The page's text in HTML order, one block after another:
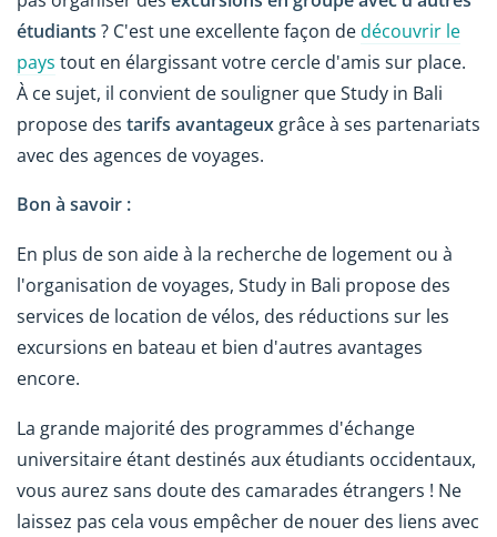
étudiants ? C'est une excellente façon dedécouvrir le
pays tout en élargissant votre cercle d'amis sur place.
À ce sujet, il convient de souligner que Study in Bali
propose des tarifs avantageux grâce à ses partenariats
avec des agences de voyages.
Bon à savoir :
En plus de son aide à la recherche de logement ou à
l'organisation de voyages, Study in Bali propose des
services de location de vélos, des réductions sur les
excursions en bateau et bien d'autres avantages
encore.
La grande majorité des programmes d'échange
universitaire étant destinés aux étudiants occidentaux,
vous aurez sans doute des camarades étrangers ! Ne
laissez pas cela vous empêcher de nouer des liens avec